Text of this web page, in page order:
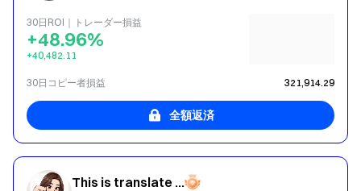
30日ROI｜トレーダー損益
+48.96%
+40,482.11
30日コピー者損益 321,914.29
全額返済
This is translate content : Very fierce and aggressive